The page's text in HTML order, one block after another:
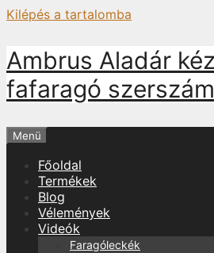
Kilépés a tartalomba
Ambrus Aladár
fafaragó
Menü
Főoldal
Termékek
Blog
Vélemények
Videók
Faragóleckék